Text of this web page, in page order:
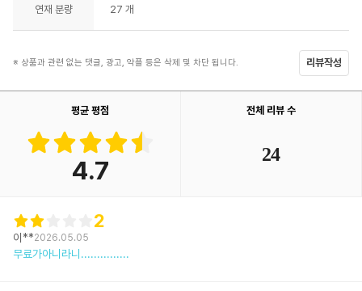
연재 분량 27 개
※ 상품과 관련 없는 댓글, 광고, 악플 등은 삭제 및 차단 됩니다. 리뷰작성
평균 평점
4.7
전체 리뷰 수
24
2
이**2026.05.05
무료가아니라니...............